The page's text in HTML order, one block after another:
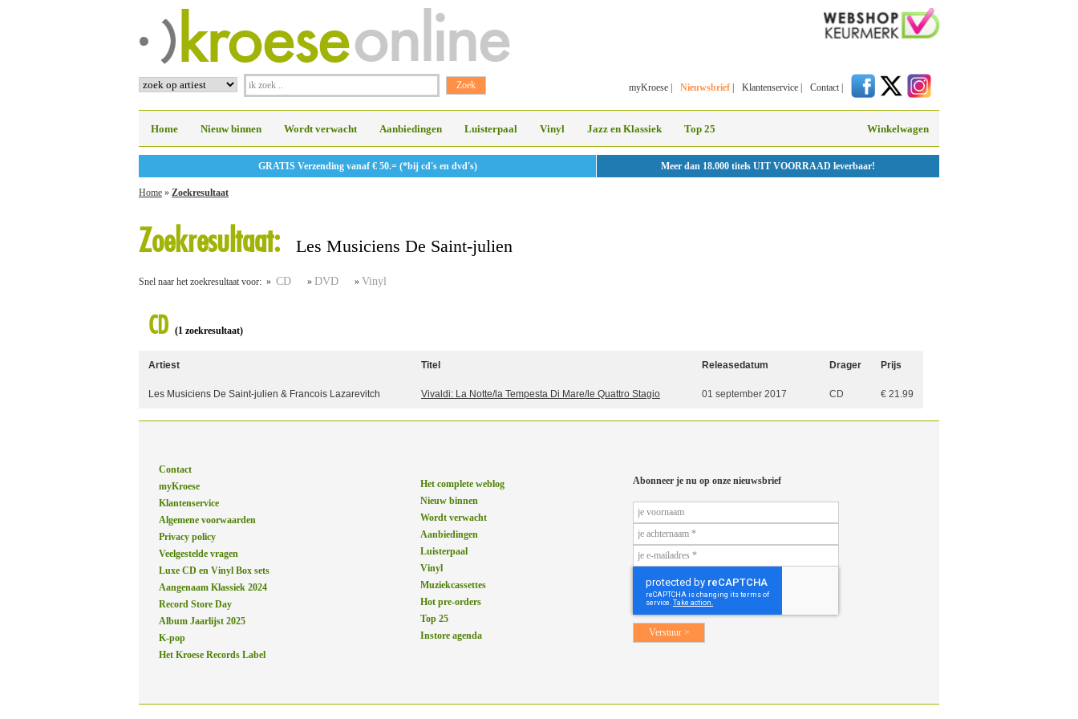
myKroese Nieuwsbrief Klantenservice Contact
Home Nieuw binnen Wordt verwacht Aanbiedingen Luisterpaal Vinyl Jazz en Klassiek Top 25 Winkelwagen
GRATIS Verzending vanaf € 50.= (*bij cd's en dvd's) Meer dan 18.000 titels UIT VOORRAAD leverbaar!
Home » Zoekresultaat
Zoekresultaat: Les Musiciens De Saint-julien
Snel naar het zoekresultaat voor: » CD » DVD » Vinyl
CD (1 zoekresultaat)
Artiest Titel Releasedatum Drager Prijs
Les Musiciens De Saint-julien & Francois Lazarevitch Vivaldi: La Notte/la Tempesta Di Mare/le Quattro Stagio 01 september 2017 CD € 21.99
Contact
myKroese
Klantenservice
Algemene voorwaarden
Privacy policy
Veelgestelde vragen
Luxe CD en Vinyl Box sets
Aangenaam Klassiek 2024
Record Store Day
Album Jaarlijst 2025
K-pop
Het Kroese Records Label
Het complete weblog
Nieuw binnen
Wordt verwacht
Aanbiedingen
Luisterpaal
Vinyl
Muziekcassettes
Hot pre-orders
Top 25
Instore agenda
Abonneer je nu op onze nieuwsbrief